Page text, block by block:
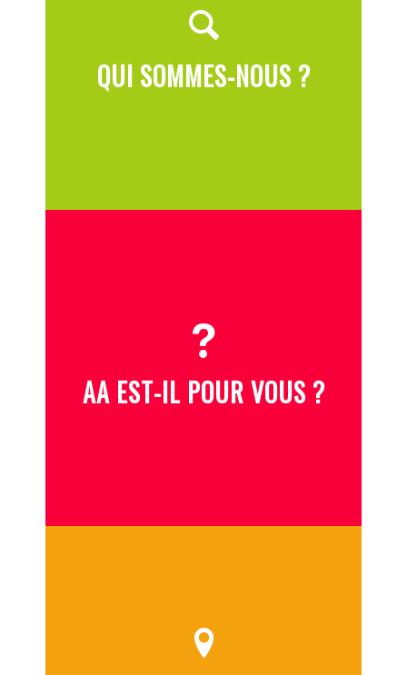
QUI SOMMES-NOUS ?
AA EST-IL POUR VOUS ?